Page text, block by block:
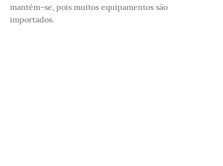
mantém-se, pois muitos equipamentos são
importados.